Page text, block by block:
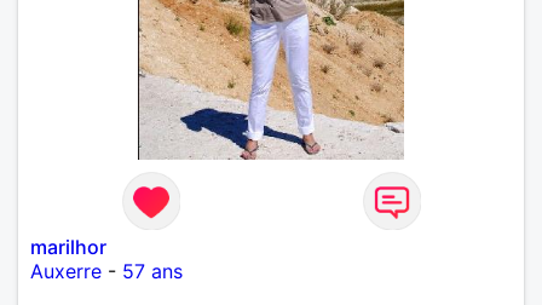
marilhor
Auxerre - 57 ans